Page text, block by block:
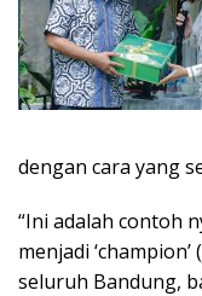
dengan cara yang
“Ini adalah contoh
menjadi
seluruh Bandung,